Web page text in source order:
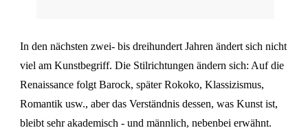
In den nächsten zwei- bis dreihundert Jahren ändert sich nicht
viel am Kunstbegriff. Die Stilrichtungen ändern sich: Auf die
Renaissance folgt Barock, später Rokoko, Klassizismus,
Romantik usw., aber das Verständnis dessen, was Kunst ist,
bleibt sehr akademisch - und männlich, nebenbei erwähnt.